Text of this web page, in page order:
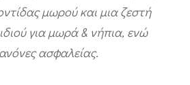
μωρού και μια ζεστή
για μωρά & νήπια, ενώ
ασφαλείας.